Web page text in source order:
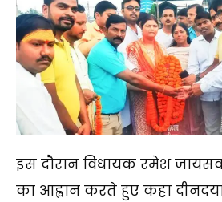
इस दौरान विधायक रमेश
का आह्वान करते हुए कहा